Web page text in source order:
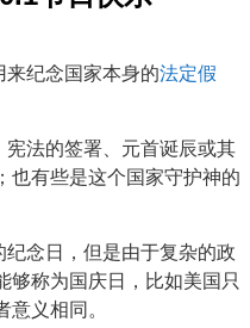
来纪念国家本身的法定假
法的签署、元首诞辰或其
也有些是这个国家守护神的
念日，但是由于复杂的政
够称为国庆日，比如美国只
意义相同。